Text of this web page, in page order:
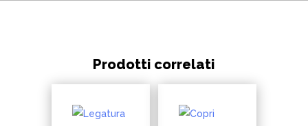
Prodotti correlati